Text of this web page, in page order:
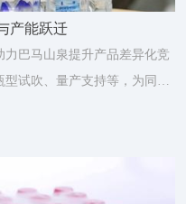
产能跃迁
巴马山泉提升产品差异化竞
试吹、量产支持等，为同行